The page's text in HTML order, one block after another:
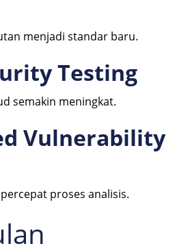
menjadi standar baru.
Testing
semakin meningkat.
Vulnerability
proses analisis.